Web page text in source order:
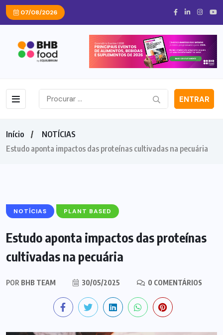
07/08/2026
ENTRAR
Início
NOTÍCIAS
Estudo aponta impactos das proteínas cultivadas na pecuária
NOTÍCIAS PLANT BASED
Estudo aponta impactos das proteínas
cultivadas na pecuária
POR BHB TEAM 30/05/2025 0 COMENTÁRIOS